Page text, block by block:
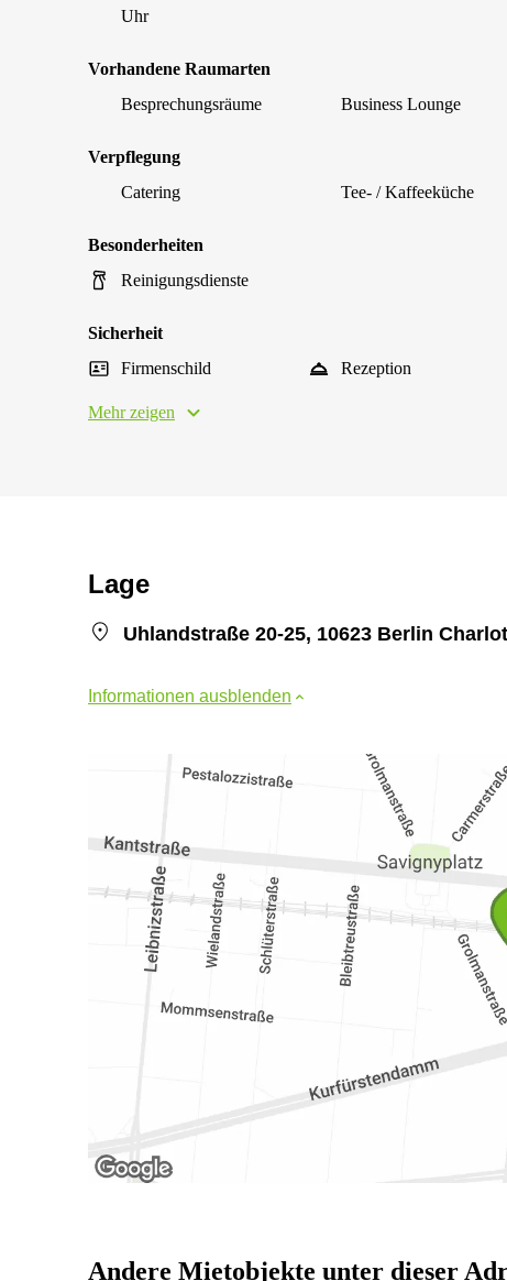
Uhr
Vorhandene Raumarten
Besprechungsräume
Business Lounge
Verpflegung
Catering
Tee- / Kaffeeküche
Besonderheiten
Reinigungsdienste
Sicherheit
Firmenschild
Rezeption
Mehr zeigen
Lage
Uhlandstraße 20-25, 10623 Berlin
Informationen ausblenden
Andere Mietobjekte unter dieser